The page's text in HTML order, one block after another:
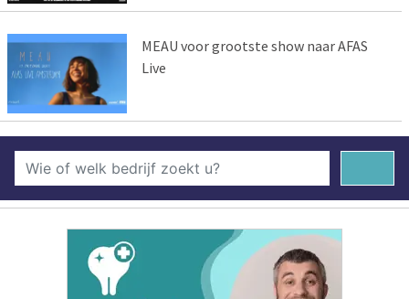
MEAU voor grootste show naar AFAS
Live